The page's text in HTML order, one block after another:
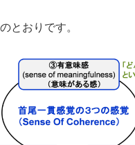
とおりです。